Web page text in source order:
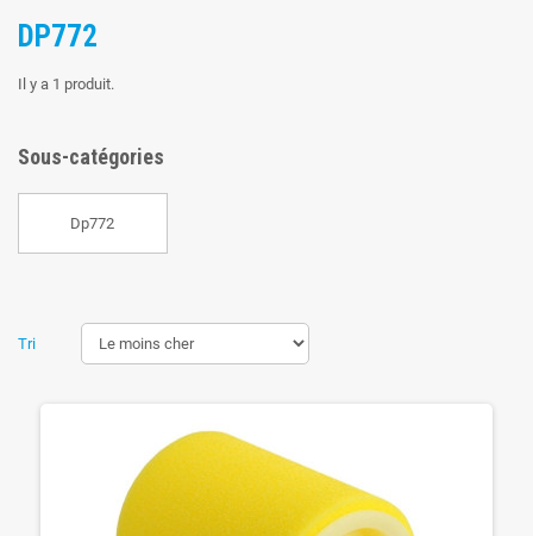
DP772
Il y a 1 produit.
Sous-catégories
Dp772
Tri